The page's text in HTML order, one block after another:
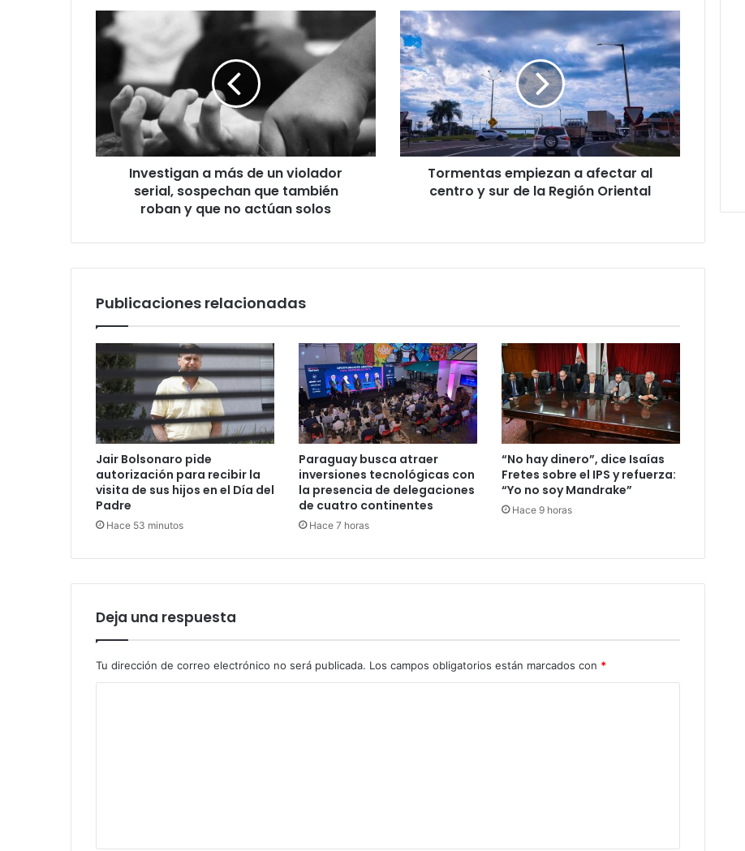
Investigan a más de un violador
serial, sospechan que también
roban y que no actúan solos
Tormentas empiezan a afectar al
centro y sur de la Región Oriental
Publicaciones relacionadas
Jair Bolsonaro pide
autorización para recibir la
visita de sus hijos en el Día del
Padre
Hace 53 minutos
Paraguay busca atraer
inversiones tecnológicas con
la presencia de delegaciones
de cuatro continentes
Hace 7 horas
“No hay dinero”, dice Isaías
Fretes sobre el IPS y refuerza:
“Yo no soy Mandrake”
Hace 9 horas
Deja una respuesta
Tu dirección de correo electrónico no será publicada. Los campos obligatorios están marcados con *